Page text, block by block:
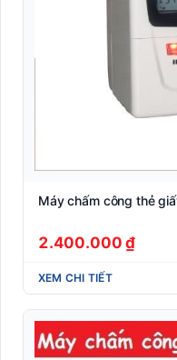
Máy chấm công thẻ
2.400.000 ₫
XEM CHI TIẾT